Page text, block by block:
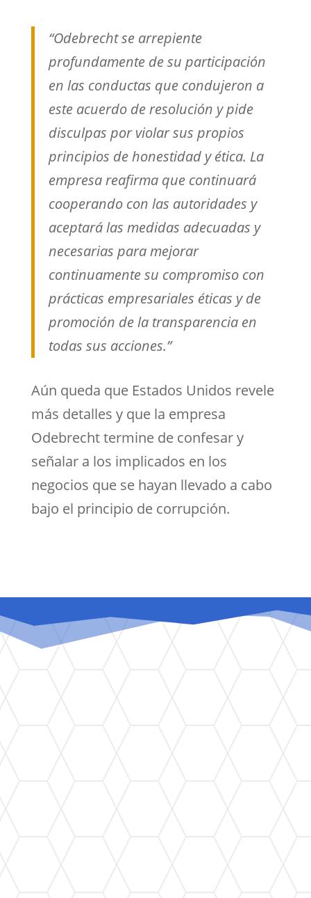
“Odebrecht se arrepiente
profundamente de su participación
en las conductas que condujeron a
este acuerdo de resolución y pide
disculpas por violar sus propios
principios de honestidad y ética. La
empresa reafirma que continuará
cooperando con las autoridades y
aceptará las medidas adecuadas y
necesarias para mejorar
continuamente su compromiso con
prácticas empresariales éticas y de
promoción de la transparencia en
todas sus acciones.”
Aún queda que Estados Unidos revele
más detalles y que la empresa
Odebrecht termine de confesar y
señalar a los implicados en los
negocios que se hayan llevado a cabo
bajo el principio de corrupción.